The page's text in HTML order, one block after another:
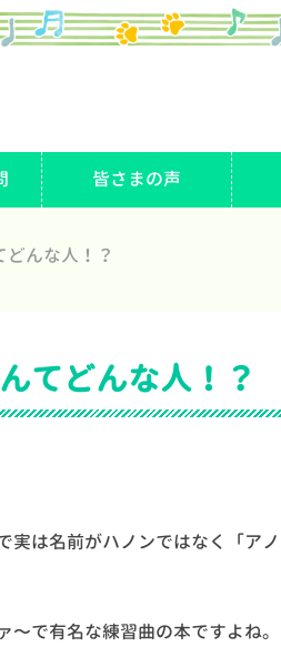
皆さまの声
んな人！？
てどんな人！？
実は名前がハノンではなく「アノ
で有名な練習曲の本ですよね。